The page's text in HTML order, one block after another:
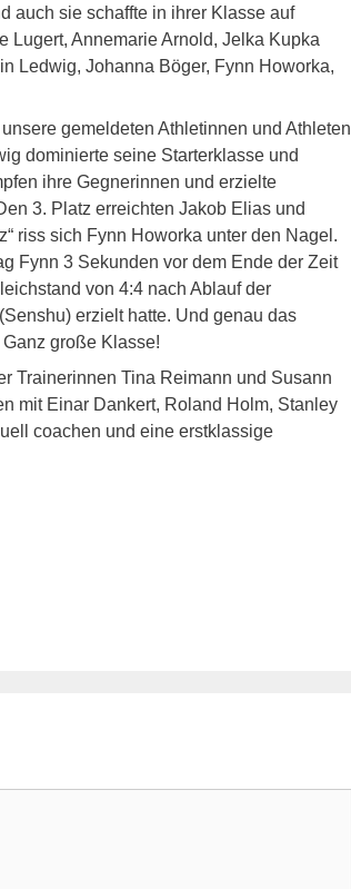
auch sie schaffte in ihrer Klasse auf
Lugert, Annemarie Arnold, Jelka Kupka
Ledwig, Johanna Böger, Fynn Howorka,
gemeldeten Athletinnen und Athleten
dominierte seine Starterklasse und
ihre Gegnerinnen und erzielte
3. Platz erreichten Jakob Elias und
riss sich Fynn Howorka unter den Nagel.
Fynn 3 Sekunden vor dem Ende der Zeit
von 4:4 nach Ablauf der
erzielt hatte. Und genau das
große Klasse!
Trainerinnen Tina Reimann und Susann
mit Einar Dankert, Roland Holm, Stanley
coachen und eine erstklassige